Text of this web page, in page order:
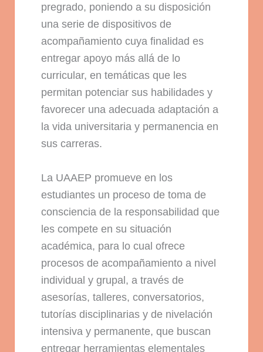
pregrado, poniendo a su disposición
una serie de dispositivos de
acompañamiento cuya finalidad es
entregar apoyo más allá de lo
curricular, en temáticas que les
permitan potenciar sus habilidades y
favorecer una adecuada adaptación a
la vida universitaria y permanencia en
sus carreras.
La UAAEP promueve en los
estudiantes un proceso de toma de
consciencia de la responsabilidad que
les compete en su situación
académica, para lo cual ofrece
procesos de acompañamiento a nivel
individual y grupal, a través de
asesorías, talleres, conversatorios,
tutorías disciplinarias y de nivelación
intensiva y permanente, que buscan
entregar herramientas elementales